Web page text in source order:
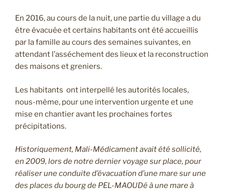
En 2016, au cours de la nuit, une partie du village a du
être évacuée et certains habitants ont été accueillis
par la famille au cours des semaines suivantes, en
attendant l’asséchement des lieux et la reconstruction
des maisons et greniers.
Les habitants ont interpellé les autorités locales,
nous-même, pour une intervention urgente et une
mise en chantier avant les prochaines fortes
précipitations.
Historiquement, Mali-Médicament avait été sollicité,
en 2009, lors de notre dernier voyage sur place, pour
réaliser une conduite d’évacuation d’une mare sur une
des places du bourg de PEL-MAOUDé à une mare à